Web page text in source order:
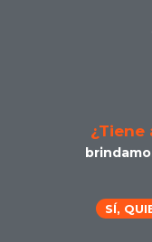
¿Tiene
SÍ,